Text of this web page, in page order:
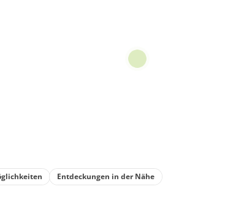
Entdeckungen in der Nähe